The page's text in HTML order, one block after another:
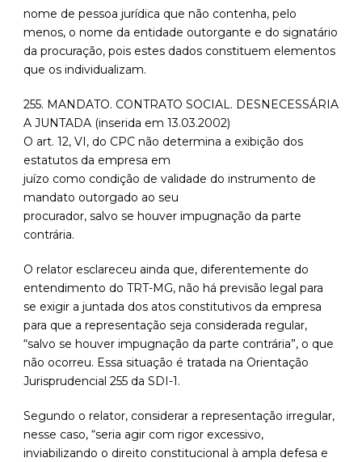
nome de pessoa jurídica que não contenha, pelo
menos, o nome da entidade outorgante e do signatário
da procuração, pois estes dados constituem elementos
que os individualizam.
255. MANDATO. CONTRATO SOCIAL. DESNECESSÁRIA
A JUNTADA (inserida em 13.03.2002)
O art. 12, VI, do CPC não determina a exibição dos
estatutos da empresa em
juízo como condição de validade do instrumento de
mandato outorgado ao seu
procurador, salvo se houver impugnação da parte
contrária.
O relator esclareceu ainda que, diferentemente do
entendimento do TRT-MG, não há previsão legal para
se exigir a juntada dos atos constitutivos da empresa
para que a representação seja considerada regular,
“salvo se houver impugnação da parte contrária”, o que
não ocorreu. Essa situação é tratada na Orientação
Jurisprudencial 255 da SDI-1.
Segundo o relator, considerar a representação irregular,
nesse caso, “seria agir com rigor excessivo,
inviabilizando o direito constitucional à ampla defesa e